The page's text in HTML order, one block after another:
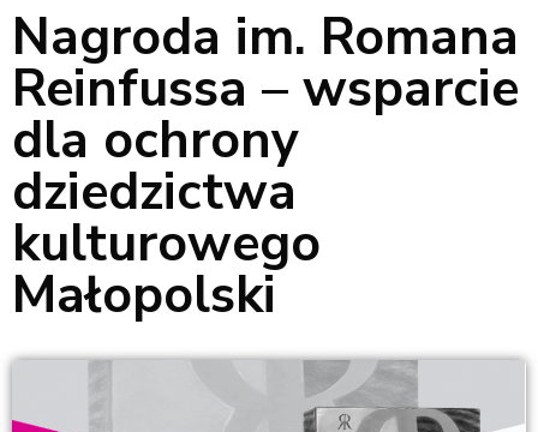
Nagroda im. Romana
Reinfussa – wsparcie
dla ochrony
dziedzictwa
kulturowego
Małopolski